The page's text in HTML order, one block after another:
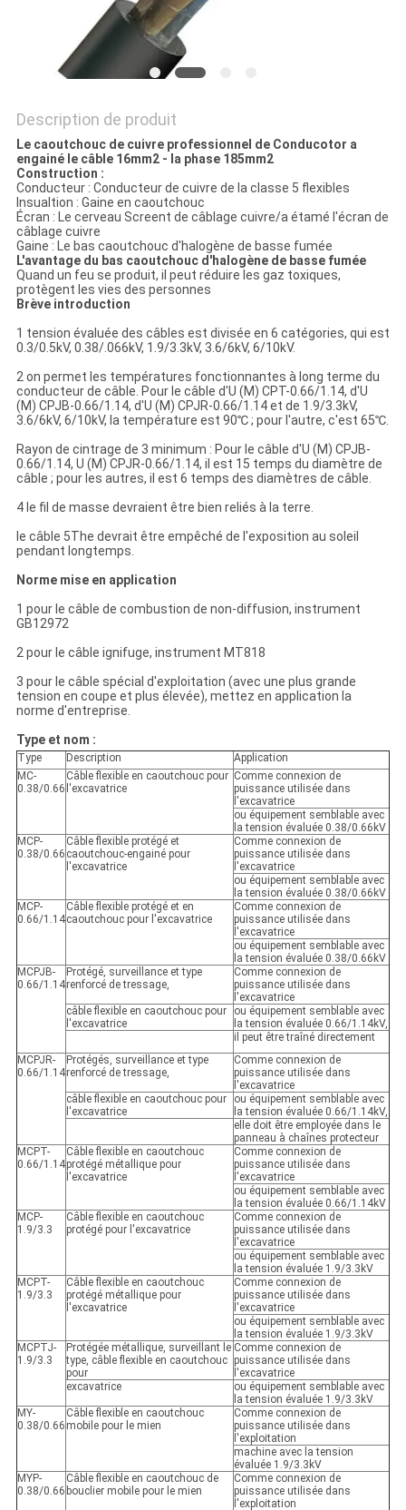
DE
SOUMISSION
NEWS
PLAN
DU
SITE
POLITIQUE
DE
CONFIDENTIALITÉ
Description de produit
Le caoutchouc de cuivre professionnel de Conducotor a
engainé le câble 16mm2 - la phase 185mm2
Construction :
Conducteur : Conducteur de cuivre de la classe 5 flexibles
Insualtion : Gaine en caoutchouc
Écran : Le cerveau Screent de câblage cuivre/a étamé l'écran de
câblage cuivre
Gaine : Le bas caoutchouc d'halogène de basse fumée
L'avantage du bas caoutchouc d'halogène de basse fumée
Quand un feu se produit, il peut réduire les gaz toxiques,
protègent les vies des personnes
Brève introduction
1 tension évaluée des câbles est divisée en 6 catégories, qui est
0.3/0.5kV, 0.38/.066kV, 1.9/3.3kV, 3.6/6kV, 6/10kV.
2 on permet les températures fonctionnantes à long terme du
conducteur de câble. Pour le câble d'U (M) CPT-0.66/1.14, d'U
(M) CPJB-0.66/1.14, d'U (M) CPJR-0.66/1.14 et de 1.9/3.3kV,
3.6/6kV, 6/10kV, la température est 90℃ ; pour l'autre, c'est 65℃.
Rayon de cintrage de 3 minimum : Pour le câble d'U (M) CPJB-
0.66/1.14, U (M) CPJR-0.66/1.14, il est 15 temps du diamètre de
câble ; pour les autres, il est 6 temps des diamètres de câble.
4 le fil de masse devraient être bien reliés à la terre.
le câble 5The devrait être empêché de l'exposition au soleil
pendant longtemps.
Norme mise en application
1 pour le câble de combustion de non-diffusion, instrument
GB12972
2 pour le câble ignifuge, instrument MT818
3 pour le câble spécial d'exploitation (avec une plus grande
tension en coupe et plus élevée), mettez en application la
norme d'entreprise.
Type et nom :
Type Description
Application
MC-
0.38/0.66
Câble flexible en caoutchouc pour
l'excavatrice
Comme connexion de
puissance utilisée dans
l'excavatrice
ou équipement semblable avec
la tension évaluée 0.38/0.66kV
MCP-
0.38/0.66
Câble flexible protégé et
caoutchouc-engainé pour
l'excavatrice
Comme connexion de
puissance utilisée dans
l'excavatrice
ou équipement semblable avec
la tension évaluée 0.38/0.66kV
MCP-
0.66/1.14
Câble flexible protégé et en
caoutchouc pour l'excavatrice
Comme connexion de
puissance utilisée dans
l'excavatrice
ou équipement semblable avec
la tension évaluée 0.38/0.66kV
MCPJB-
0.66/1.14
Protégé, surveillance et type
renforcé de tressage,
Comme connexion de
puissance utilisée dans
l'excavatrice
câble flexible en caoutchouc pour
l'excavatrice
ou équipement semblable avec
la tension évaluée 0.66/1.14kV,
il peut être traîné directement
MCPJR-
0.66/1.14
Protégés, surveillance et type
renforcé de tressage,
Comme connexion de
puissance utilisée dans
l'excavatrice
câble flexible en caoutchouc pour
l'excavatrice
ou équipement semblable avec
la tension évaluée 0.66/1.14kV,
elle doit être employée dans le
panneau à chaînes protecteur
MCPT-
0.66/1.14
Câble flexible en caoutchouc
protégé métallique pour
l'excavatrice
Comme connexion de
puissance utilisée dans
l'excavatrice
ou équipement semblable avec
la tension évaluée 0.66/1.14kV
MCP-
1.9/3.3
Câble flexible en caoutchouc
protégé pour l'excavatrice
Comme connexion de
puissance utilisée dans
l'excavatrice
ou équipement semblable avec
la tension évaluée 1.9/3.3kV
MCPT-
1.9/3.3
Câble flexible en caoutchouc
protégé métallique pour
l'excavatrice
Comme connexion de
puissance utilisée dans
l'excavatrice
ou équipement semblable avec
la tension évaluée 1.9/3.3kV
MCPTJ-
1.9/3.3
Protégée métallique, surveillant le
type, câble flexible en caoutchouc
pour
Comme connexion de
puissance utilisée dans
l'excavatrice
excavatrice
ou équipement semblable avec
la tension évaluée 1.9/3.3kV
MY-
0.38/0.66
Câble flexible en caoutchouc
mobile pour le mien
Comme connexion de
puissance utilisée dans
l'exploitation
machine avec la tension
évaluée 1.9/3.3kV
MYP-
0.38/0.66
Câble flexible en caoutchouc de
bouclier mobile pour le mien
Comme connexion de
puissance utilisée dans
l'exploitation